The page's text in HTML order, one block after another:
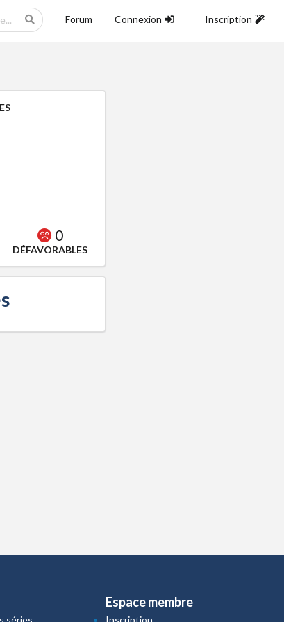
Forum Connexion Inscription
0
DÉFAVORABLES
séries
Espace membre
Inscription